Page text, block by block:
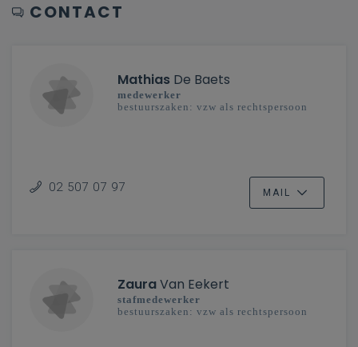
CONTACT
Mathias De Baets
medewerker
bestuurszaken: vzw als rechtspersoon
02 507 07 97 MAIL
ZauraVan Eekert
stafmedewerker
bestuurszaken: vzw als rechtspersoon